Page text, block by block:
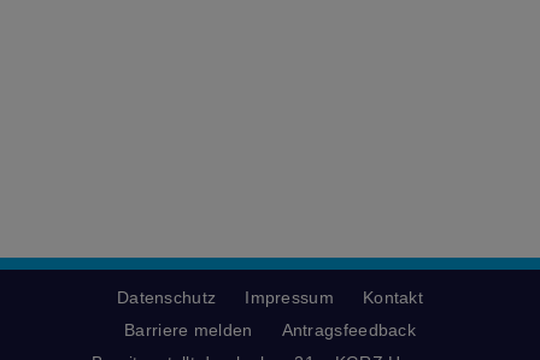
Datenschutz Impressum
Kontakt
Barriere melden
Antragsfeedback